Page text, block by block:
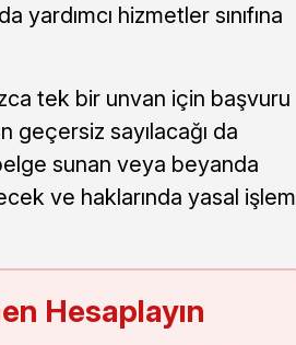
yardımcı hizmetler sınıfına
tek bir unvan için başvuru
sayılacağı da
sunan veya beyanda
ve haklarında yasal işlem
Hesaplayın